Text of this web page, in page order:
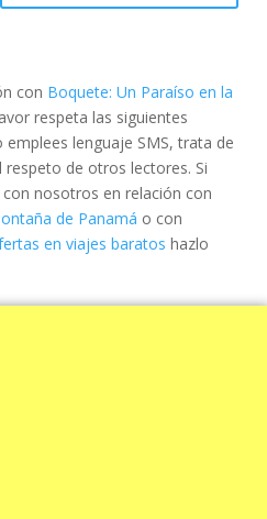
con Boquete: Un Paraíso en la
respeta las siguientes
lenguaje SMS, trata de
de otros lectores. Si
nosotros en relación con
de Panamá o con
en viajes baratos hazlo